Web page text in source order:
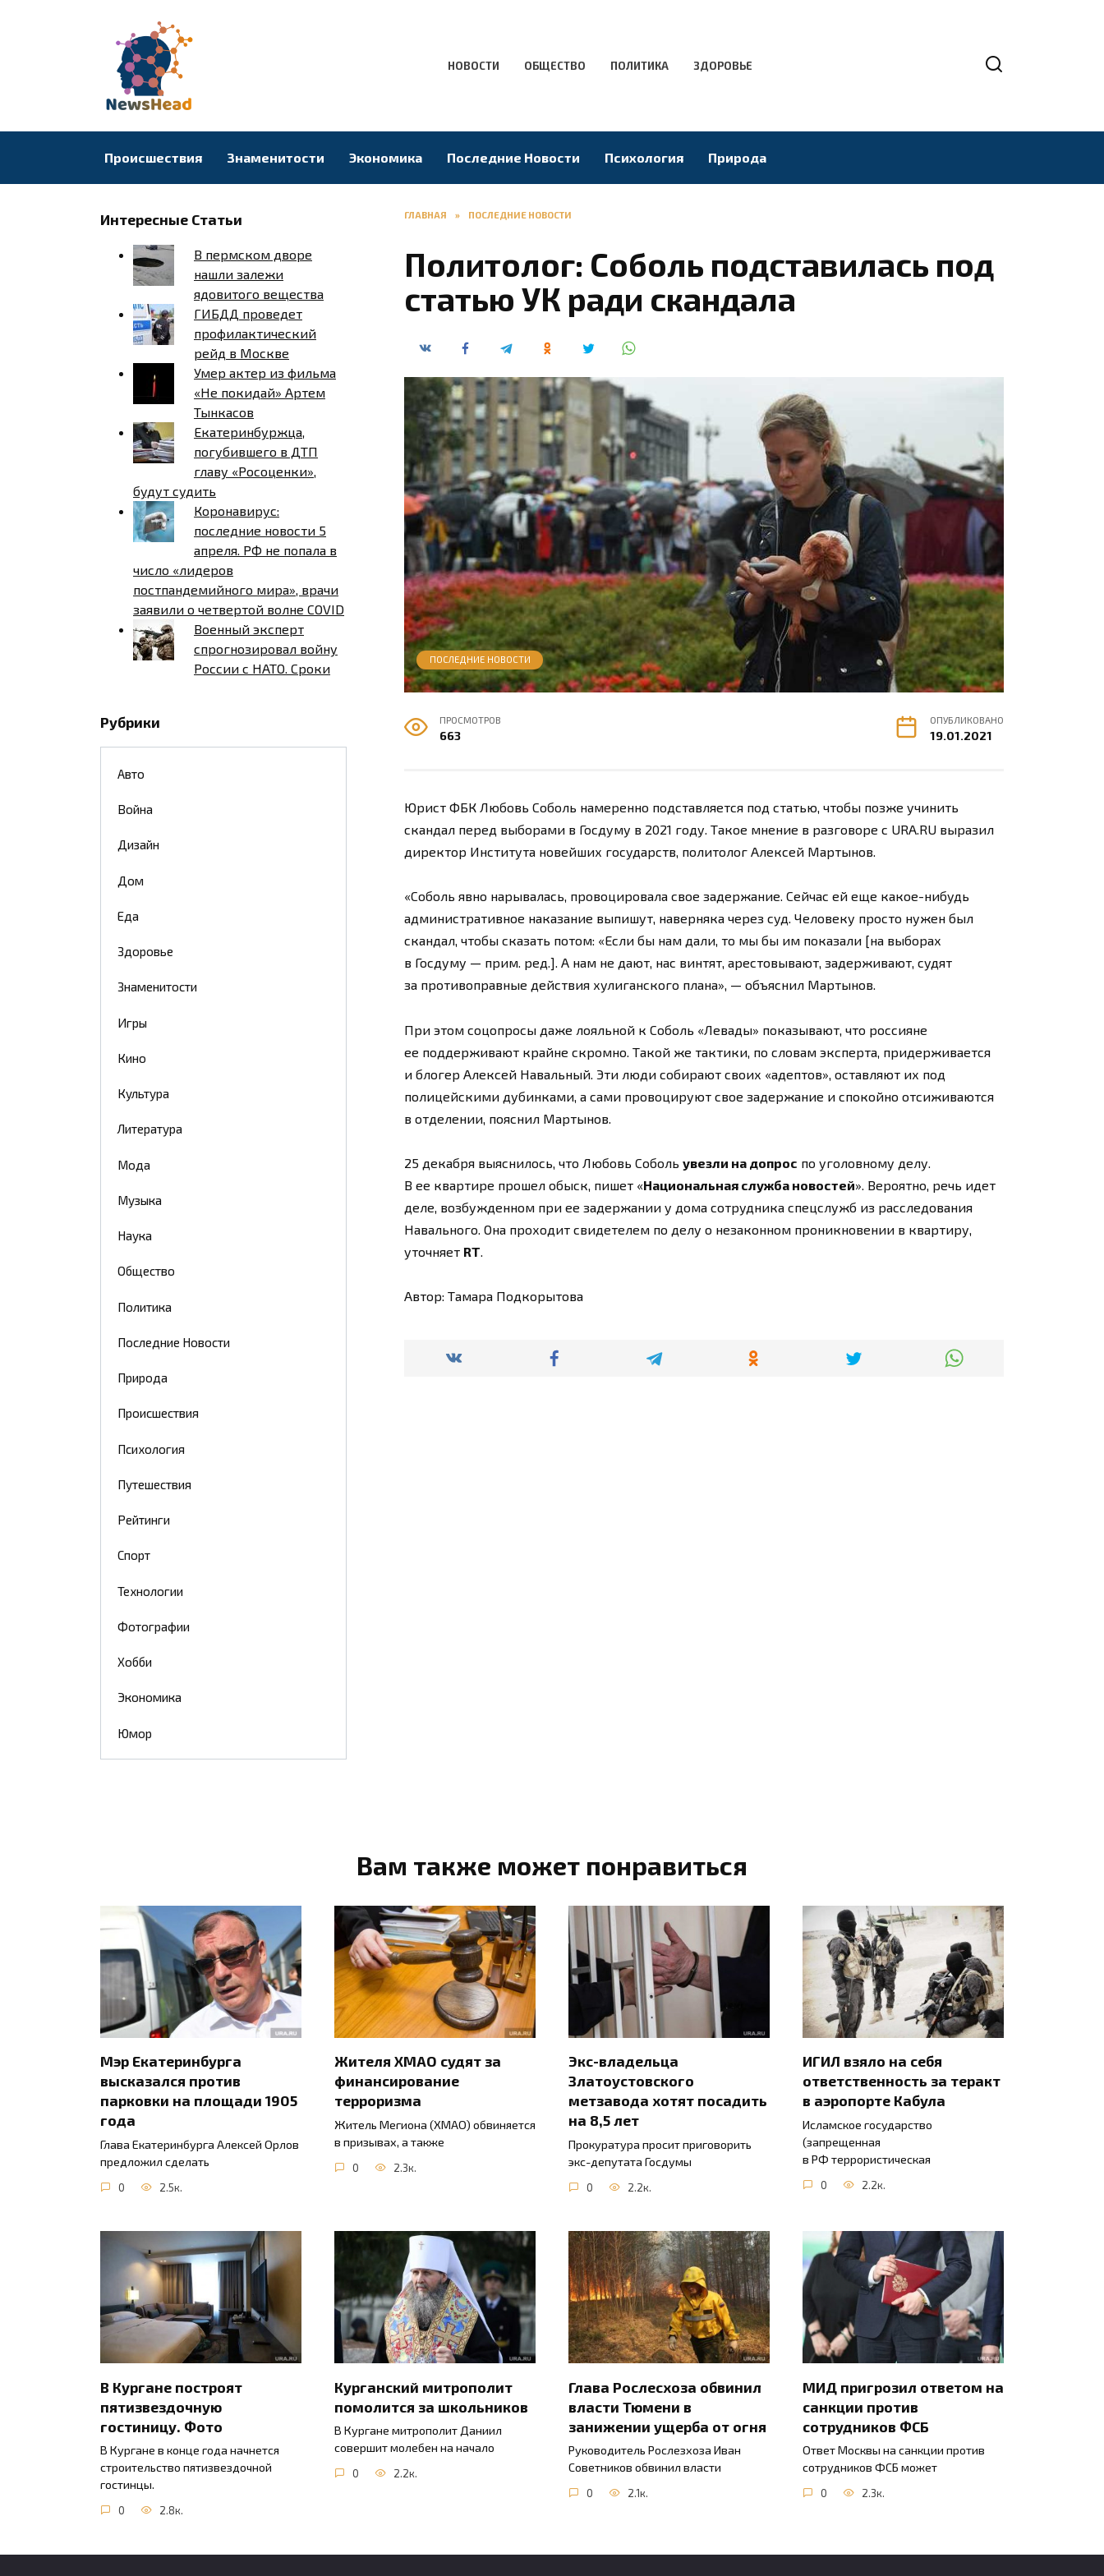
НОВОСТИ ОБЩЕСТВО ПОЛИТИКА ЗДОРОВЬЕ
Происшествия Знаменитости Экономика Последние Новости Психология Природа
ГЛАВНАЯ » ПОСЛЕДНИЕ НОВОСТИ
Политолог: Соболь подставилась под
статью УК ради скандала
ПОСЛЕДНИЕ НОВОСТИ
ПРОСМОТРОВ
663
ОПУБЛИКОВАНО
19.01.2021
Юрист ФБК Любовь Соболь намеренно подставляется под статью, чтобы позже учинить
скандал перед выборами в Госдуму в 2021 году. Такое мнение в разговоре с URA.RU выразил
директор Института новейших государств, политолог Алексей Мартынов.
«Соболь явно нарывалась, провоцировала свое задержание. Сейчас ей еще какое-нибудь
административное наказание выпишут, наверняка через суд. Человеку просто нужен был
скандал, чтобы сказать потом: «Если бы нам дали, то мы бы им показали [на выборах
в Госдуму — прим. ред.]. А нам не дают, нас винтят, арестовывают, задерживают, судят
за противоправные действия хулиганского плана», — объяснил Мартынов.
При этом соцопросы даже лояльной к Соболь «Левады» показывают, что россияне
ее поддерживают крайне скромно. Такой же тактики, по словам эксперта, придерживается
и блогер Алексей Навальный. Эти люди собирают своих «адептов», оставляют их под
полицейскими дубинками, а сами провоцируют свое задержание и спокойно отсиживаются
в отделении, пояснил Мартынов.
25 декабря выяснилось, что Любовь Соболь увезли на допрос по уголовному делу.
В ее квартире прошел обыск, пишет «Национальная служба новостей». Вероятно, речь идет
деле, возбужденном при ее задержании у дома сотрудника спецслужб из расследования
Навального. Она проходит свидетелем по делу о незаконном проникновении в квартиру,
уточняет RT
Автор: Тамара Подкорытова
Интересные Статьи
В пермском дворе
нашли залежи
ядовитого вещества
ГИБДД проведет
профилактический
рейд в Москве
Умер актер из фильма
«Не покидай» Артем
Тынкасов
Екатеринбуржца,
погубившего в ДТП
главу «Росоценки»,
будут судить
Коронавирус:
последние новости 5
апреля. РФ не попала в
число «лидеров
постпандемийного мира», врачи
заявили о четвертой волне COVID
Военный эксперт
спрогнозировал войну
России с НАТО. Сроки
Рубрики
Авто
Война
Дизайн
Дом
Еда
Здоровье
Знаменитости
Игры
Кино
Культура
Литература
Мода
Музыка
Наука
Общество
Политика
Последние Новости
Природа
Происшествия
Психология
Путешествия
Рейтинги
Спорт
Технологии
Фотографии
Хобби
Экономика
Юмор
Вам также может понравиться
Мэр Екатеринбурга
высказался против
парковки на площади 1905
года
Глава Екатеринбурга Алексей Орлов
предложил сделать
0 2.5к.
Жителя ХМАО судят за
финансирование
терроризма
Житель Мегиона (ХМАО) обвиняется
в призывах, а также
0 2.3к.
Экс-владельца
Златоустовского
метзавода хотят посадить
на 8,5 лет
Прокуратура просит приговорить
экс-депутата Госдумы
0 2.2к.
ИГИЛ взяло на себя
ответственность за теракт
в аэропорте Кабула
Исламское государство
(запрещенная
в РФ террористическая
0 2.2к.
В Кургане построят
пятизвездочную
гостиницу. Фото
В Кургане в конце года начнется
строительство пятизвездочной
гостинцы.
0 2.8к.
Курганский митрополит
помолится за школьников
В Кургане митрополит Даниил
совершит молебен на начало
0 2.2к.
Глава Рослесхоза обвинил
власти Тюмени в
занижении ущерба от огня
Руководитель Рослезхоза Иван
Советников обвинил власти
0 2.1к.
МИД пригрозил ответом на
санкции против
сотрудников ФСБ
Ответ Москвы на санкции против
сотрудников ФСБ может
0 2.3к.